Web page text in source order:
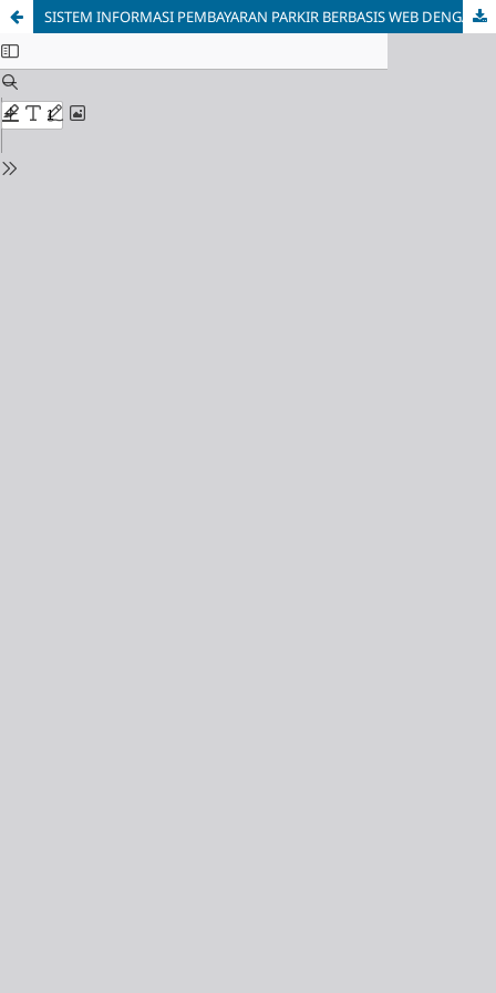
SISTEM INFORMASI PEMBAYARAN PARKIR BERBASIS WEB DENGAN MENGGUNAKAN MODEL WATERFALL